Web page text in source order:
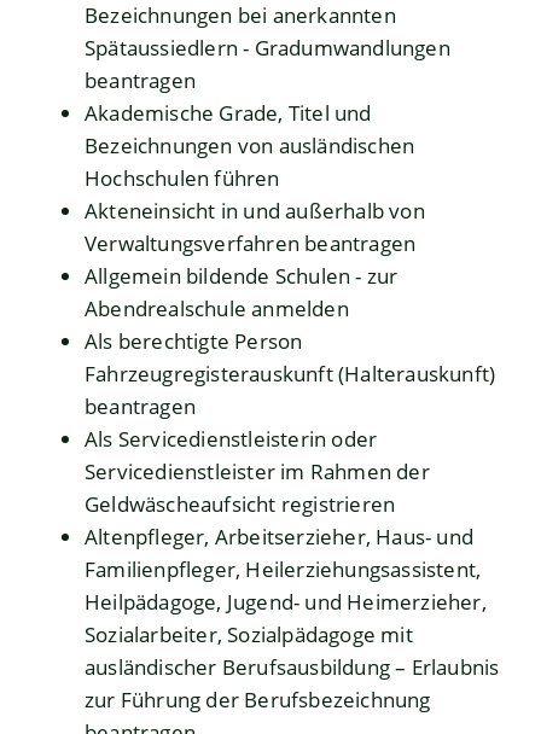
Bezeichnungen bei anerkannten
Spätaussiedlern - Gradumwandlungen
beantragen
Akademische Grade, Titel und
Bezeichnungen von ausländischen
Hochschulen führen
Akteneinsicht in und außerhalb von
Verwaltungsverfahren beantragen
Allgemein bildende Schulen - zur
Abendrealschule anmelden
Als berechtigte Person
Fahrzeugregisterauskunft (Halterauskunft)
beantragen
Als Servicedienstleisterin oder
Servicedienstleister im Rahmen der
Geldwäscheaufsicht registrieren
Altenpfleger, Arbeitserzieher, Haus- und
Familienpfleger, Heilerziehungsassistent,
Heilpädagoge, Jugend- und Heimerzieher,
Sozialarbeiter, Sozialpädagoge mit
ausländischer Berufsausbildung – Erlaubnis
zur Führung der Berufsbezeichnung